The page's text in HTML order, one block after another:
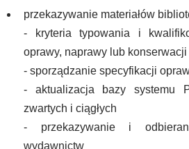
przekazywanie materiałów
- kryteria typowania i
oprawy, naprawy lub konserwacji
- sporządzanie specyfikacji
- aktualizacja bazy systemu
zwartych i ciągłych
- przekazywanie i
wydawnictw